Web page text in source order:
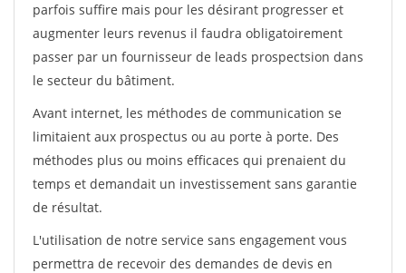
parfois suffire mais pour les désirant progresser et
augmenter leurs revenus il faudra obligatoirement
passer par un fournisseur de leads prospectsion dans
le secteur du bâtiment.
Avant internet, les méthodes de communication se
limitaient aux prospectus ou au porte à porte. Des
méthodes plus ou moins efficaces qui prenaient du
temps et demandait un investissement sans garantie
de résultat.
L'utilisation de notre service sans engagement vous
permettra de recevoir des demandes de devis en